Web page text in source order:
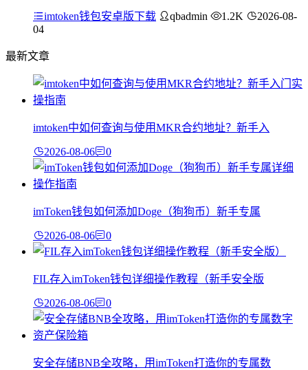
imtoken钱包安卓版下载 qbadmin 1.2K
2026-08-
04
最新文章
imtoken中如何查询与使用MKR合约地址？新手入
2026-08-06 0
imToken钱包如何添加Doge（狗狗币）新手专属
2026-08-06 0
FIL存入imToken钱包详细操作教程（新手安全版
2026-08-06 0
安全存储BNB全攻略，用imToken打造你的专属数